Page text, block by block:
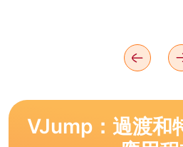
VJump：過渡和